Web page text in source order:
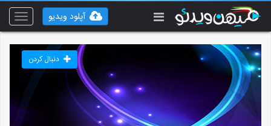
Toggle
آپلود ویدیو
دنبال کردن